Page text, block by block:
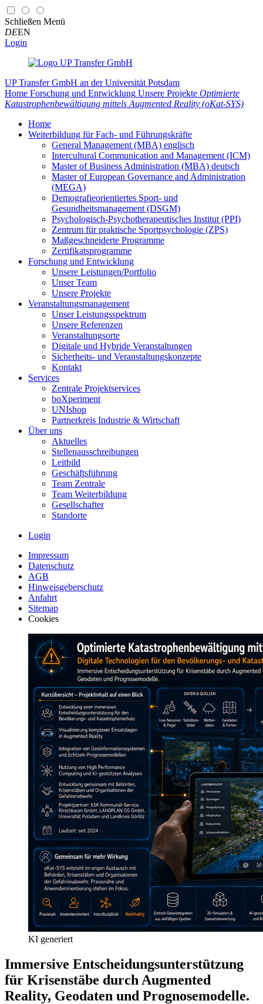
Schließen Menü
DEEN
Login
UP Transfer GmbH an der Universität Potsdam
Home Forschung und Entwicklung Unsere Projekte Optimierte
Katastrophenbewältigung mittels Augmented Reality (oKat-SYS)
Home
Weiterbildung für Fach- und Führungskräfte
General Management (MBA) englisch
Intercultural Communication and Management (ICM)
Master of Business Administration (MBA) deutsch
Master of European Governance and Administration
(MEGA)
Demografieorientiertes Sport- und
Gesundheitsmanagement (DSGM)
Psychologisch-Psychotherapeutisches Institut (PPI)
Zentrum für praktische Sportpsychologie (ZPS)
Maßgeschneiderte Programme
Zertifikatsprogramme
Forschung und Entwicklung
Unsere Leistungen/Portfolio
Unser Team
Unsere Projekte
Veranstaltungsmanagement
Unser Leistungsspektrum
Unsere Referenzen
Veranstaltungsorte
Digitale und Hybride Veranstaltungen
Sicherheits- und Veranstaltungskonzepte
Kontakt
Services
Zentrale Projektservices
boXperiment
UNIshop
Partnerkreis Industrie & Wirtschaft
Über uns
Aktuelles
Stellenausschreibungen
Leitbild
Geschäftsführung
Team Zentrale
Team Weiterbildung
Gesellschafter
Standorte
Login
Impressum
Datenschutz
AGB
Hinweisgeberschutz
Anfahrt
Sitemap
Cookies
KI generiert
Immersive Entscheidungsunterstützung
für Krisenstäbe durch Augmented
Reality, Geodaten und Prognosemodelle.